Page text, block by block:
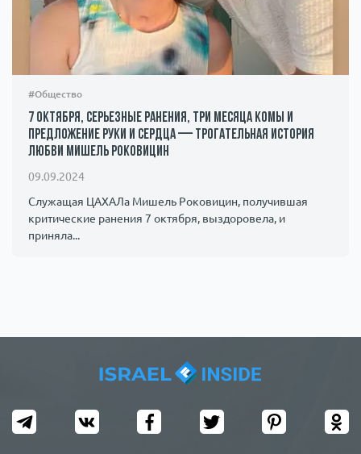
#Общество
7 октября, серьезные ранения, три месяца комы и
предложение руки и сердца — трогательная история
любви Мишель Роковицин
09.09.2024
Служащая ЦАХАЛа Мишель Роковицин, получившая
критические ранения 7 октября, выздоровела, и
приняла...